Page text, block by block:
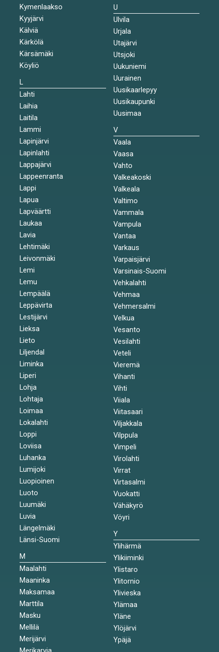
Kymenlaakso
Kyyjärvi
Kälviä
Kärkölä
Kärsämäki
Köyliö
L
Lahti
Laihia
Laitila
Lammi
Lapinjärvi
Lapinlahti
Lappajärvi
Lappeenranta
Lappi
Lapua
Lapväärtti
Laukaa
Lavia
Lehtimäki
Leivonmäki
Lemi
Lemu
Lempäälä
Leppävirta
Lestijärvi
Lieksa
Lieto
Liljendal
Liminka
Liperi
Lohja
Lohtaja
Loimaa
Lokalahti
Loppi
Loviisa
Luhanka
Lumijoki
Luopioinen
Luoto
Luumäki
Luvia
Längelmäki
Länsi-Suomi
M
Maalahti
Maaninka
Maksamaa
Marttila
Masku
Mellilä
Merijärvi
U
Ulvila
Urjala
Utajärvi
Utsjoki
Uukuniemi
Uurainen
Uusikaarlepyy
Uusikaupunki
Uusimaa
V
Vaala
Vaasa
Vahto
Valkeakoski
Valkeala
Valtimo
Vammala
Vampula
Vantaa
Varkaus
Varpaisjärvi
Varsinais-Suomi
Vehkalahti
Vehmaa
Vehmersalmi
Velkua
Vesanto
Vesilahti
Veteli
Vieremä
Vihanti
Vihti
Viiala
Viitasaari
Viljakkala
Vilppula
Vimpeli
Virolahti
Virrat
Virtasalmi
Vuokatti
Vähäkyrö
Vöyri
Y
Ylihärmä
Ylikiiminki
Ylistaro
Ylitornio
Ylivieska
Ylämaa
Yläne
Ylöjärvi
Ypäjä